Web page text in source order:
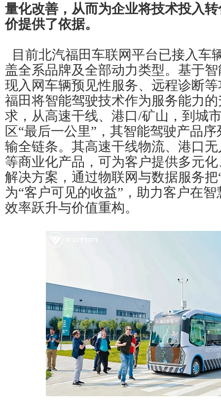
量化改善，从而为企业将技术投入
价提供了依据。
目前北汽福田车联网平台已接入车
盖全系品牌及全部动力类型。基于
现入网车辆预见性服务、远程诊断
福田将智能驾驶技术作为服务能力
求，从高速干线、港口/矿山，到城
区“最后一公里”，其智能驾驶产品
输全链条。其高速干线物流、港口
等商业化产品，可为客户提供多元
解决方案，通过物联网与数据服务把
为“客户可见的收益”，助力客户在
效率跃升与价值重构。